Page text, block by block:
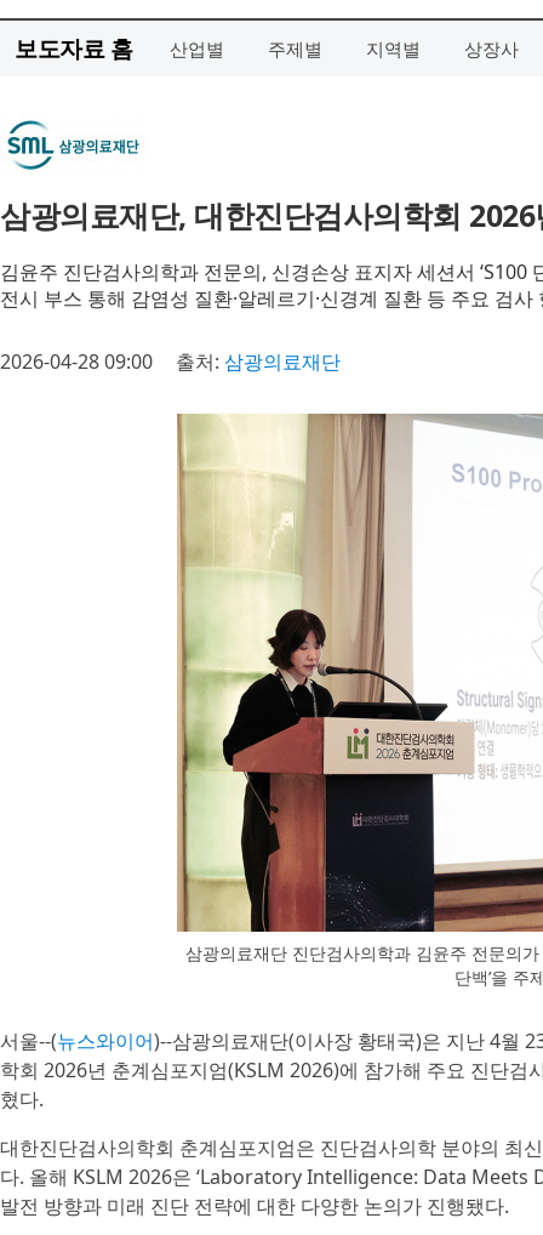
보도자료 홈 산업별 주제별 지역별 상장사
삼광의료재단, 대한진단검사의학회
김윤주 진단검사의학과 전문의, 신경손상 표지자 세션서 ‘S100
전시 부스 통해 감염성 질환·알레르기·신경계 질환 등 주요 검사
2026-04-28 09:00 출처: 삼광의료재단
삼광의료재단 진단검사의학과 김윤주 전문의
단백’을 주
서울--(뉴스와이어)--삼광의료재단(이사장 황태국)은 지난 4월
학회 2026년 춘계심포지엄(KSLM 2026)에 참가해 주요 진단
혔다.
대한진단검사의학회 춘계심포지엄은 진단검사의학 분야의 최
다. 올해 KSLM 2026은 ‘Laboratory Intelligence: Data Meets
발전 방향과 미래 진단 전략에 대한 다양한 논의가 진행됐다.